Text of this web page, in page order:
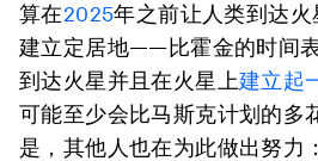
算在2025年之前让人类到达火
建立定居地——比霍金的时间
到达火星并且在火星上建立起
可能至少会比马斯克计划的多
是，其他人也在为此做出努力